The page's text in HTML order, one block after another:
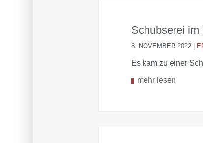
Schubserei
8. NOVEMBER 2022 |
Es kam zu einer
mehr lesen